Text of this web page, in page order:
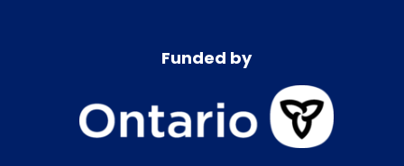
Funded by